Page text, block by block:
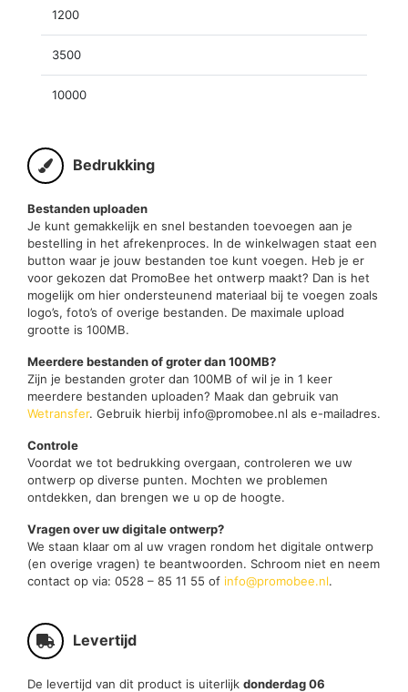
1200
3500
10000
Bedrukking
Bestanden uploaden
Je kunt gemakkelijk en snel bestanden toevoegen aan je
bestelling in het afrekenproces. In de winkelwagen staat een
button waar je jouw bestanden toe kunt voegen. Heb je er
voor gekozen dat PromoBee het ontwerp maakt? Dan is het
mogelijk om hier ondersteunend materiaal bij te voegen zoals
logo’s, foto’s of overige bestanden. De maximale upload
grootte is 100MB.
Meerdere bestanden of groter dan 100MB?
Zijn je bestanden groter dan 100MB of wil je in 1 keer
meerdere bestanden uploaden? Maak dan gebruik van
Wetransfer. Gebruik hierbij info@promobee.nl als e-mailadres.
Controle
Voordat we tot bedrukking overgaan, controleren we uw
ontwerp op diverse punten. Mochten we problemen
ontdekken, dan brengen we u op de hoogte.
Vragen over uw digitale ontwerp?
We staan klaar om al uw vragen rondom het digitale ontwerp
(en overige vragen) te beantwoorden. Schroom niet en neem
contact op via: 0528 – 85 11 55 of info@promobee.nl.
Levertijd
De levertijd van dit product is uiterlijk donderdag 06